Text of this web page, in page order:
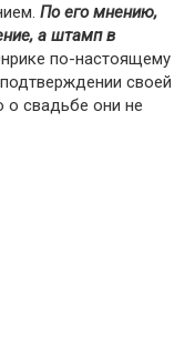
По его мнению,
а штамп в
по-настоящему
своей
о свадьбе они не